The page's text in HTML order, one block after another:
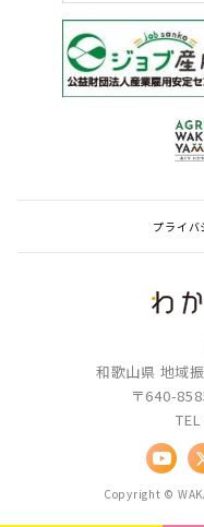
プライバ
和歌山県 地域
〒640-
Copyright ©